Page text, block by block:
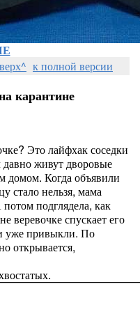
к полной версии
карантине
Это лайфхак соседки
живут дворовые
домом. Когда объявили
стало нельзя, мама
подглядела, как
веревочке спускает его
уже привыкли. По
открывается,